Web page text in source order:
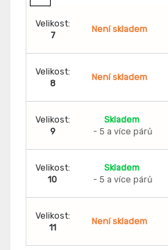
Velikost:
7
Není skladem
Velikost:
8
Není skladem
Velikost:
9
Skladem
- 5 a více párů
Velikost:
10
Skladem
- 5 a více párů
Velikost:
11
Není skladem